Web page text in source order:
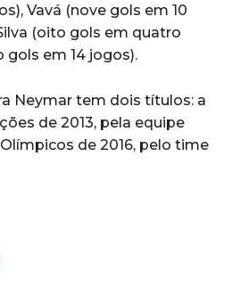
Vavá (nove gols em 10
(oito gols em quatro
gols em 14 jogos).
Neymar tem dois títulos: a
de 2013, pela equipe
de 2016, pelo time